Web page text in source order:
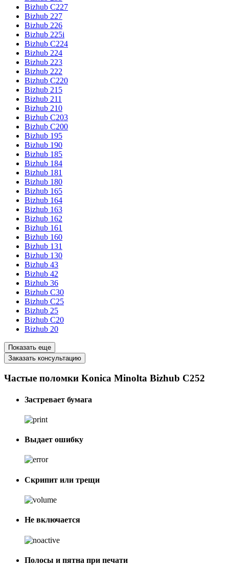
Bizhub C227
Bizhub 227
Bizhub 226
Bizhub 225i
Bizhub C224
Bizhub 224
Bizhub 223
Bizhub 222
Bizhub C220
Bizhub 215
Bizhub 211
Bizhub 210
Bizhub C203
Bizhub C200
Bizhub 195
Bizhub 190
Bizhub 185
Bizhub 184
Bizhub 181
Bizhub 180
Bizhub 165
Bizhub 164
Bizhub 163
Bizhub 162
Bizhub 161
Bizhub 160
Bizhub 131
Bizhub 130
Bizhub 43
Bizhub 42
Bizhub 36
Bizhub C30
Bizhub C25
Bizhub 25
Bizhub C20
Bizhub 20
Показать еще
Заказать консультацию
Частые поломки Konica Minolta Bizhub C252
Застревает бумага
Выдает ошибку
Скрипит или трещи
Не включается
Полосы и пятна при печати